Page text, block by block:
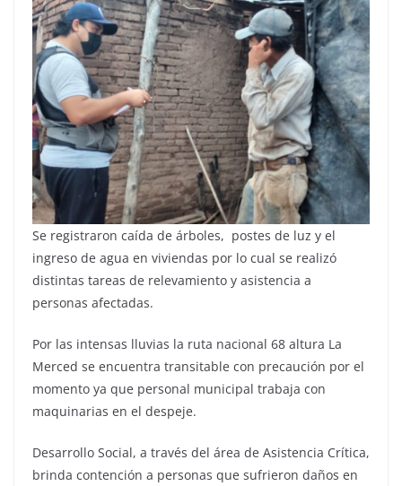
Se registraron caída de árboles, postes de luz y el
ingreso de agua en viviendas por lo cual se realizó
distintas tareas de relevamiento y asistencia a
personas afectadas.
Por las intensas lluvias la ruta nacional 68 altura La
Merced se encuentra transitable con precaución por el
momento ya que personal municipal trabaja con
maquinarias en el despeje.
Desarrollo Social, a través del área de Asistencia Crítica,
brinda contención a personas que sufrieron daños en